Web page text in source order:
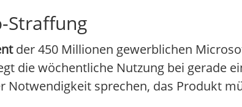
Straffung
der 450 Millionen gewerblichen
die wöchentliche Nutzung bei gerade
Notwendigkeit sprechen, das Produkt